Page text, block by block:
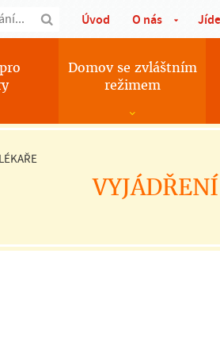
Úvod O nás
Domov se zvláštním
režimem